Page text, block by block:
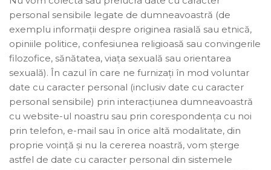
personal sensibile legate de dumneavoastră (de
exemplu informații despre originea rasială sau etnică,
opiniile politice, confesiunea religioasă sau convingerile
filozofice, sănătatea, viața sexuală sau orientarea
sexuală). În cazul în care ne furnizați în mod voluntar
date cu caracter personal (inclusiv date cu caracter
personal sensibile) prin interacțiunea dumneavoastră
cu website-ul noastru sau prin corespondența cu noi
prin telefon, e-mail sau în orice altă modalitate, din
proprie voință și nu la cererea noastră, vom șterge
astfel de date cu caracter personal din sistemele